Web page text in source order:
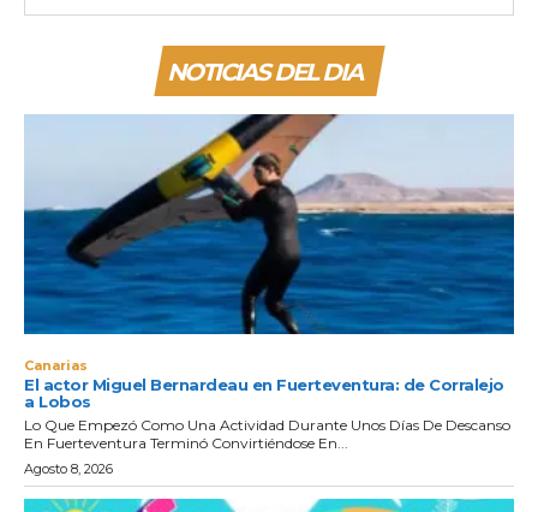
NOTICIAS DEL DIA
Canarias
El actor Miguel Bernardeau en Fuerteventura: de Corralejo
a Lobos
Lo Que Empezó Como Una Actividad Durante Unos Días De Descanso
En Fuerteventura Terminó Convirtiéndose En...
Agosto 8, 2026